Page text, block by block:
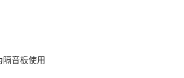
音板使用